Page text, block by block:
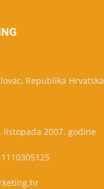
Republika Hrvatska
listopada 2007. godine